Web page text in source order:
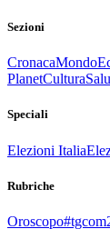
Sezioni
CronacaMondo
PlanetCultura
Speciali
Elezioni Italia
Rubriche
Oroscopo